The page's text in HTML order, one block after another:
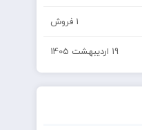
1 فروش
19 اردیبهشت 1405